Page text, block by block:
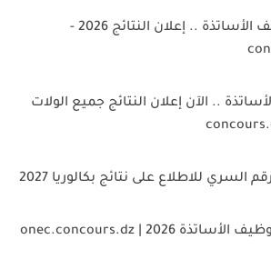
هنا منصة توظيف الأساتذة .. إعلان النتائج 2026 -
.. الآن إعلان النتائج جميع الولات
للاطلاع على نتائج بكالوريا 2027
نتائج مسابقة توظيف الأساتذة 2026 | onec.concours.dz